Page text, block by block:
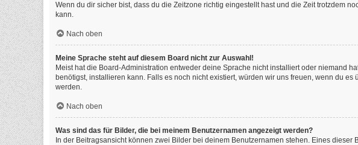
Wenn du dir sicher bist, dass du die Zeitzone richtig eingestellt hast und die Zeit trotzdem
kann.
Nach oben
Meine Sprache steht auf diesem Board nicht zur Auswahl!
Meist hat die Board-Administration entweder deine Sprache nicht installiert oder niemand
benötigst, installieren kann. Falls es noch nicht existiert, würden wir uns freuen, wenn du
werden.
Nach oben
Was sind das für Bilder, die bei meinem Benutzernamen angezeigt werden?
In der Beitragsansicht können zwei Bilder bei deinem Benutzernamen stehen. Eines